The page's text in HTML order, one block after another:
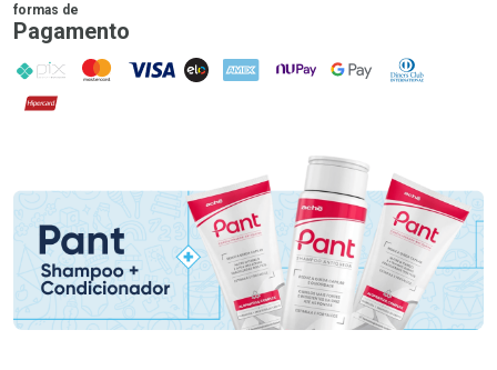
formas de
Pagamento
PIX MasterCard
VISA ELO AMEX NuPay Google PayDiners Club
Hipercard